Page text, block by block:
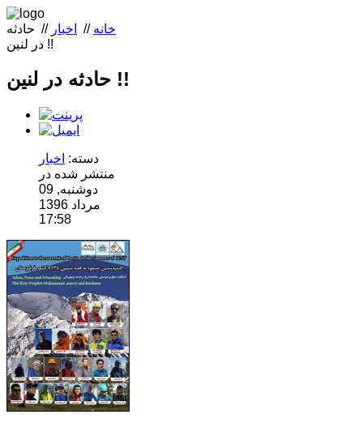
خانه // اخبار // حادثه
در لنين !!
حادثه در لنين !!
دسته: اخبار
منتشر شده در
دوشنبه, 09
مرداد 1396
17:58